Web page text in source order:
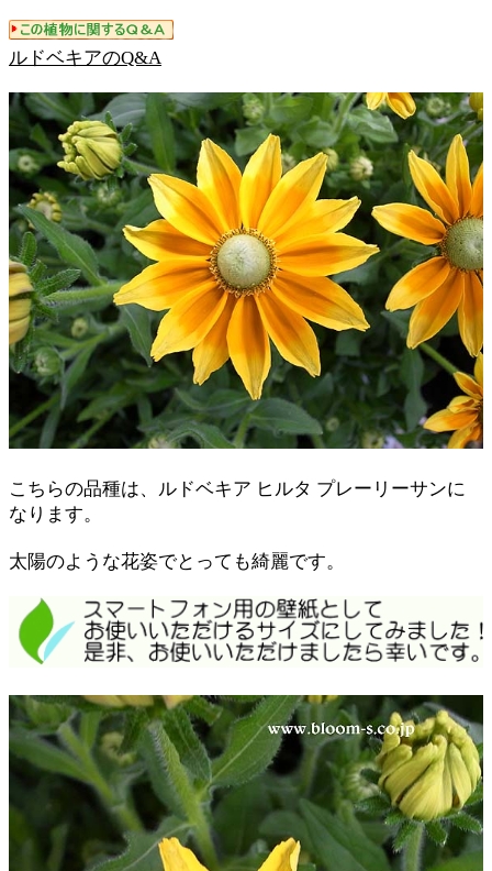
ルドベキアのQ&A
こちらの品種は、ルドベキア ヒルタ プレーリーサンに
なります。
太陽のような花姿でとっても綺麗です。